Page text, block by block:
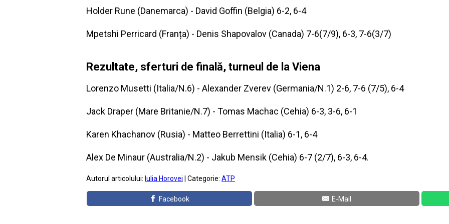
Holder Rune (Danemarca) - David Goffin (Belgia) 6-2, 6-4
Mpetshi Perricard (Franța) - Denis Shapovalov (Canada) 7-6(7/9), 6-3, 7-6(3/7)
Rezultate, sferturi de finală, turneul de la Viena
Lorenzo Musetti (Italia/N.6) - Alexander Zverev (Germania/N.1) 2-6, 7-6 (7/5), 6-4
Jack Draper (Mare Britanie/N.7) - Tomas Machac (Cehia) 6-3, 3-6, 6-1
Karen Khachanov (Rusia) - Matteo Berrettini (Italia) 6-1, 6-4
Alex De Minaur (Australia/N.2) - Jakub Mensik (Cehia) 6-7 (2/7), 6-3, 6-4.
Autorul articolului: Iulia Horovei | Categorie: ATP
Facebook E-Mail